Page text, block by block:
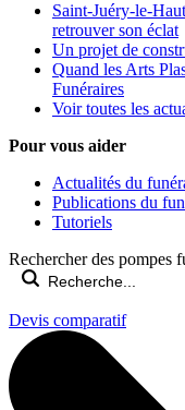
Saint-Juéry-le-
retrouver son éclat
Un projet de
Quand les Arts
Funéraires
Voir toutes les
Pour vous aider
Actualités du
Publications du
Tutoriels
Rechercher des pompes
Devis comparatif